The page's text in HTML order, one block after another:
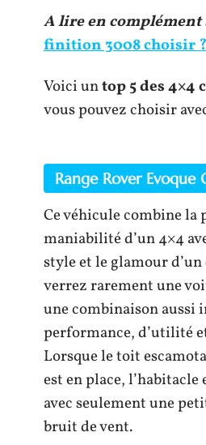
A lire en complément
finition 3008 choisir ?
Voici untop 5 des 4×4
vous pouvez choisir
Range Rover Evoque
Ce véhicule combine la
maniabilité d’un 4×4
style et le glamour d’un
verrez rarement une
une combinaison aussi
performance, d’utilité
Lorsque le toit
est en place,
avec seulement une
bruit de vent.